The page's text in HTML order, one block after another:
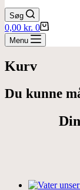
Søg
Indkøbskurv
0,00 kr. 0
Menu
Kurv
Du kunne